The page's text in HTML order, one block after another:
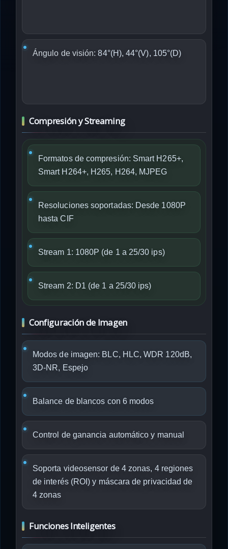
Ángulo de visión: 84°(H), 44°(V), 105°(D)
Compresión y Streaming
Formatos de compresión: Smart H265+,
Smart H264+, H265, H264, MJPEG
Resoluciones soportadas: Desde 1080P
hasta CIF
Stream 1: 1080P (de 1 a 25/30 ips)
Stream 2: D1 (de 1 a 25/30 ips)
Configuración de Imagen
Modos de imagen: BLC, HLC, WDR 120dB,
3D-NR, Espejo
Balance de blancos con 6 modos
Control de ganancia automático y manual
Soporta videosensor de 4 zonas, 4 regiones
de interés (ROI) y máscara de privacidad de
4 zonas
Funciones Inteligentes